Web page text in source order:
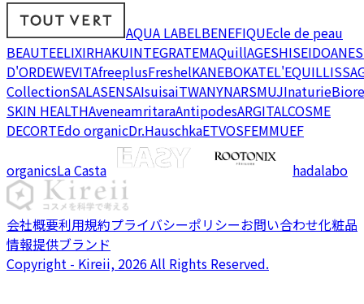
AQUA LABELBENEFIQUEcle de peau
BEAUTEELIXIRHAKUINTEGRATEMAQuillAGESHISEIDO
D'ORDEWEVITAfreeplusFreshelKANEBOKATEL'EQUIL
CollectionSALASENSAIsuisaiTWANYNARSMUJInaturieBiore
SKIN HEALTHAveneamritaraAntipodesARGITALCOSME
DECORTEdo organicDr.HauschkaETVOSFEMMUEF
organicsLa Casta hadalabo
会社概要利用規約プライバシーポリシーお問い合わせ化粧品
情報提供ブランド
Copyright - Kireii, 2026 All Rights Reserved.